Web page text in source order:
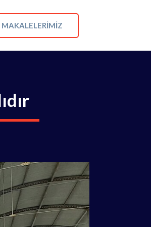
MAKALELERIMIZ